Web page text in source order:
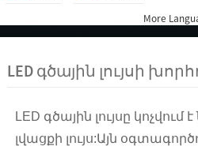
More
LED գծային լույսի
LED գծային լույսը
լվացքի լույս:Այն